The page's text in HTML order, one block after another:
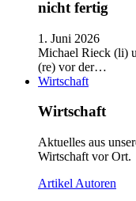
nicht fertig
1. Juni 2026
Michael Rieck (li)
(re) vor der…
Wirtschaft
Wirtschaft
Aktuelles aus
Wirtschaft vor Ort.
Artikel Autoren